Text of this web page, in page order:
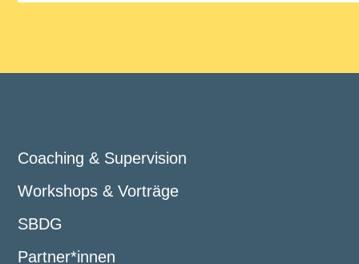
Coaching & Supervision
Workshops & Vorträge
SBDG
Partner*innen